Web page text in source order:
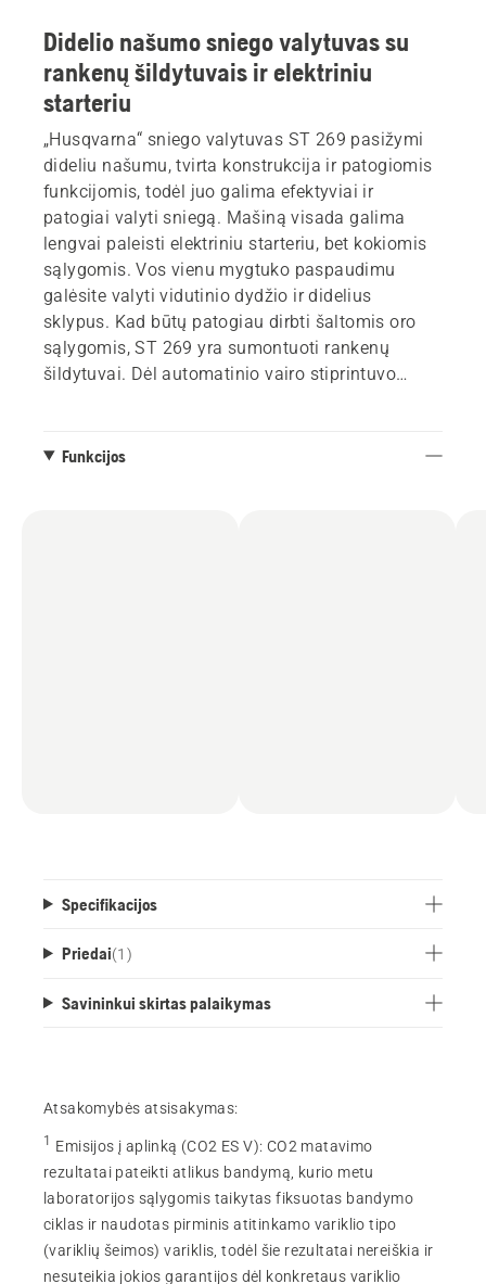
Didelio našumo sniego valytuvas su
rankenų šildytuvais ir elektriniu
starteriu
„Husqvarna“ sniego valytuvas ST 269 pasižymi
dideliu našumu, tvirta konstrukcija ir patogiomis
funkcijomis, todėl juo galima efektyviai ir
patogiai valyti sniegą. Mašiną visada galima
lengvai paleisti elektriniu starteriu, bet kokiomis
sąlygomis. Vos vienu mygtuko paspaudimu
galėsite valyti vidutinio dydžio ir didelius
sklypus. Kad būtų patogiau dirbti šaltomis oro
sąlygomis, ST 269 yra sumontuoti rankenų
šildytuvai. Dėl automatinio vairo stiprintuvo
reguliavimo veiksmus darbo metu. Didelis,
Funkcijos
Specifikacijos
Priedai(1 )
Savininkui skirtas palaikymas
Atsakomybės atsisakymas:
1 Emisijos į aplinką (CO2 ES V): CO2 matavimo
rezultatai pateikti atlikus bandymą, kurio metu
laboratorijos sąlygomis taikytas fiksuotas bandymo
ciklas ir naudotas pirminis atitinkamo variklio tipo
(variklių šeimos) variklis, todėl šie rezultatai nereiškia ir
nesuteikia jokios garantijos dėl konkretaus variklio